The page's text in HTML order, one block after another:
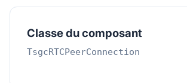
Classe du composant
TsgcRTCPeerConnection